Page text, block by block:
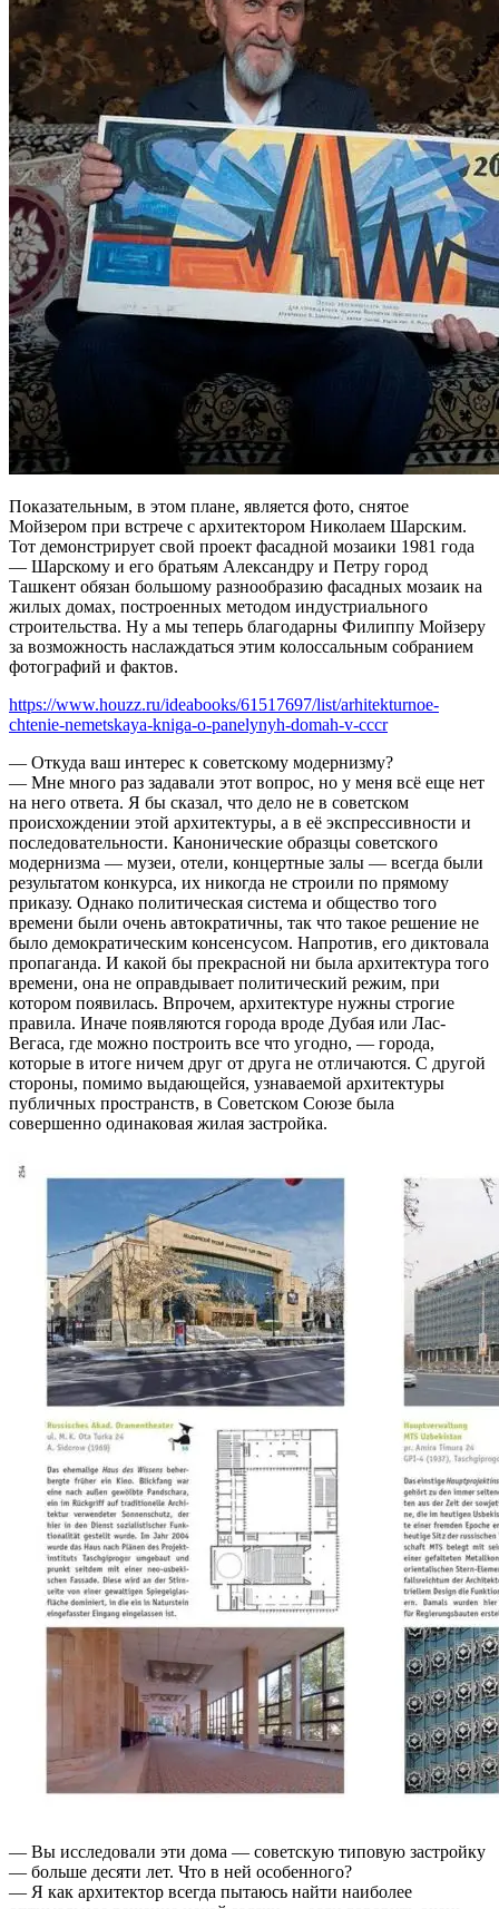
Показательным, в этом плане, является фото, снятое
Мойзером при встрече с архитектором Николаем Шарским.
Тот демонстрирует свой проект фасадной мозаики 1981 года
— Шарскому и его братьям Александру и Петру город
Ташкент обязан большому разнообразию фасадных мозаик на
жилых домах, построенных методом индустриального
строительства. Ну а мы теперь благодарны Филиппу Мойзеру
за возможность наслаждаться этим колоссальным собранием
фотографий и фактов.
https://www.houzz.ru/ideabooks/61517697/list/arhitekturnoe-
chtenie-nemetskaya-kniga-o-panelynyh-domah-v-cccr
— Откуда ваш интерес к советскому модернизму?
— Мне много раз задавали этот вопрос, но у меня всё еще нет
на него ответа. Я бы сказал, что дело не в советском
происхождении этой архитектуры, а в её экспрессивности и
последовательности. Канонические образцы советского
модернизма — музеи, отели, концертные залы — всегда были
результатом конкурса, их никогда не строили по прямому
приказу. Однако политическая система и общество того
времени были очень автократичны, так что такое решение не
было демократическим консенсусом. Напротив, его диктовала
пропаганда. И какой бы прекрасной ни была архитектура того
времени, она не оправдывает политический режим, при
котором появилась. Впрочем, архитектуре нужны строгие
правила. Иначе появляются города вроде Дубая или Лас-
Вегаса, где можно построить все что угодно, — города,
которые в итоге ничем друг от друга не отличаются. С другой
стороны, помимо выдающейся, узнаваемой архитектуры
публичных пространств, в Советском Союзе была
совершенно одинаковая жилая застройка.
— Вы исследовали эти дома — советскую типовую застройку
— больше десяти лет. Что в ней особенного?
— Я как архитектор всегда пытаюсь найти наиболее